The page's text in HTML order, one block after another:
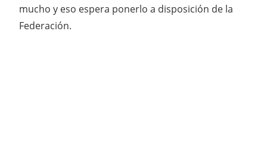
mucho y eso espera ponerlo a disposición de la
Federación.